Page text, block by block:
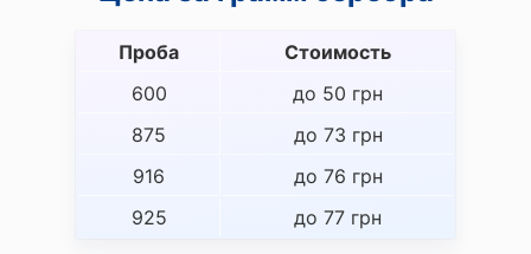
Проба
Стоимость
600
до 50 грн
875
до 73 грн
916
до 76 грн
925
до 77 грн